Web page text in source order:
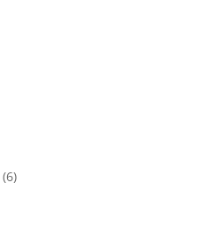
(6)